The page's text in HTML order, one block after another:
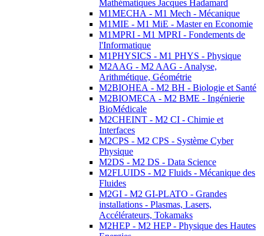
Mathématiques Jacques Hadamard
M1MECHA - M1 Mech - Mécanique
M1MIE - M1 MiE - Master en Economie
M1MPRI - M1 MPRI - Fondements de
l'Informatique
M1PHYSICS - M1 PHYS - Physique
M2AAG - M2 AAG - Analyse,
Arithmétique, Géométrie
M2BIOHEA - M2 BH - Biologie et Santé
M2BIOMECA - M2 BME - Ingénierie
BioMédicale
M2CHEINT - M2 CI - Chimie et
Interfaces
M2CPS - M2 CPS - Système Cyber
Physique
M2DS - M2 DS - Data Science
M2FLUIDS - M2 Fluids - Mécanique des
Fluides
M2GI - M2 GI-PLATO - Grandes
installations - Plasmas, Lasers,
Accélérateurs, Tokamaks
M2HEP - M2 HEP - Physique des Hautes